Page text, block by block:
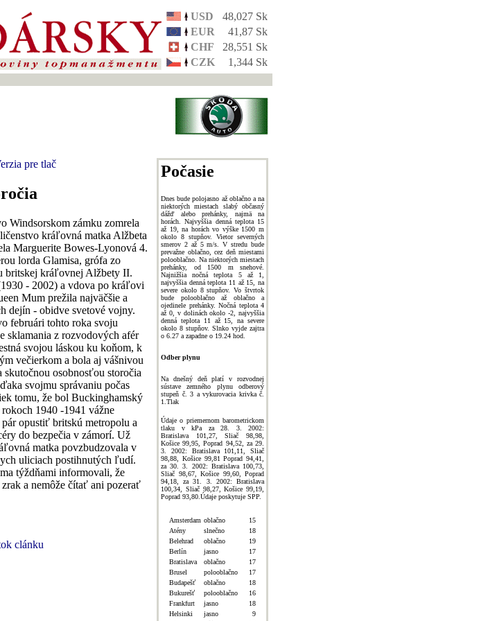
USD
48,027 Sk
EUR
41,87 Sk
CHF
28,551 Sk
CZK
1,344 Sk
pre tlač
Windsorskom zámku zomrela
kráľovná matka Alžbeta
Marguerite Bowes-Lyonová 4.
lorda Glamisa, grófa zo
britskej kráľovnej Alžbety II.
- 2002) a vdova po kráľovi
Mum prežila najväčšie a
dejín - obidve svetové vojny.
februári tohto roka svoju
sklamania z rozvodových afér
svojou láskou ku koňom, k
večierkom a bola aj vášnivou
osobnosťou storočia
svojmu správaniu počas
tomu, že bol Buckinghamský
1940 -1941 vážne
opustiť britskú metropolu a
do bezpečia v zámorí. Už
matka povzbudzovala v
uliciach postihnutých ľudí.
týždňami informovali, že
a nemôže čítať ani pozerať
clánku
Počasie
Dnes bude polojasno až oblačno a na
niektorých miestach slabý občasný
dážď alebo prehánky, najmä na
horách. Najvyššia denná teplota 15
až 19, na horách vo výške 1500 m
okolo 8 stupňov. Vietor severných
smerov 2 až 5 m/s. V stredu bude
prevažne oblačno, cez deň miestami
polooblačno. Na niektorých miestach
prehánky, od 1500 m snehové.
Najnižšia nočná teplota 5 až 1,
najvyššia denná teplota 11 až 15, na
severe okolo 8 stupňov. Vo štvrtok
bude polooblačno až oblačno a
ojedinele prehánky. Nočná teplota 4
až 0, v dolinách okolo -2, najvyššia
denná teplota 11 až 15, na severe
okolo 8 stupňov. Slnko vyjde zajtra
o 6.27 a zapadne o 19.24 hod.
Odber plynu
Na dnešný deň platí v rozvodnej
sústave zemného plynu odberový
stupeň č. 3 a vykurovacia krivka č.
1.Tlak
Údaje o priemernom barometrickom
tlaku v kPa za 28. 3. 2002:
Bratislava 101,27, Sliač 98,98,
Košice 99,95, Poprad 94,52, za 29.
3. 2002: Bratislava 101,11, Sliač
98,88, Košice 99,81 Poprad 94,41,
za 30. 3. 2002: Bratislava 100,73,
Sliač 98,67, Košice 99,60, Poprad
94,18, za 31. 3. 2002: Bratislava
100,34, Sliač 98,27, Košice 99,19,
Poprad 93,80.Údaje poskytuje SPP.
Amsterdam oblačno
15
Atény
slnečno
18
Belehrad
oblačno
19
Berlín
jasno
17
Bratislava
oblačno
17
Brusel
polooblačno
17
Budapešť
oblačno
18
Bukurešť
polooblačno
16
Frankfurt
jasno
18
Helsinki
jasno
9